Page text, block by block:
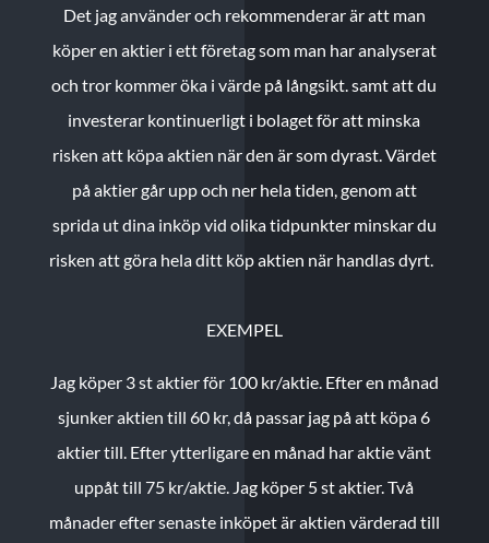
Det jag använder och rekommenderar är att man
köper en aktier i ett företag som man har analyserat
och tror kommer öka i värde på långsikt. samt att du
investerar kontinuerligt i bolaget för att minska
risken att köpa aktien när den är som dyrast. Värdet
på aktier går upp och ner hela tiden, genom att
sprida ut dina inköp vid olika tidpunkter minskar du
risken att göra hela ditt köp aktien när handlas dyrt.
EXEMPEL
Jag köper 3 st aktier för 100 kr/aktie. Efter en månad
sjunker aktien till 60 kr, då passar jag på att köpa 6
aktier till. Efter ytterligare en månad har aktie vänt
uppåt till 75 kr/aktie. Jag köper 5 st aktier.Två
månader efter senaste inköpet är aktien värderad till